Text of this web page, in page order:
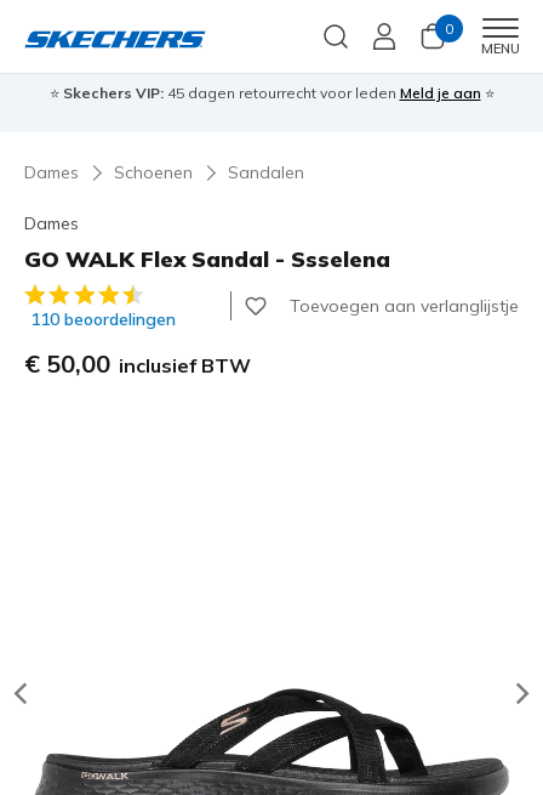
0
MENU
⭐ Skechers VIP:45 dagen retourrecht voor leden Meld je aan ⭐
Dames Schoenen Sandalen
Dames
GO WALK Flex Sandal - Ssselena
4,8 van de 5 klantbeoordelingen
110 beoordelingen
Toevoegen aan verlanglijstje
€ 50,00 inclusief BTW